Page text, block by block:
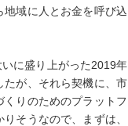
地域に人とお金を呼び込
に盛り上がった2019年
たが、それら契機に、市
りのためのプラットフ
そうなので、まずは、